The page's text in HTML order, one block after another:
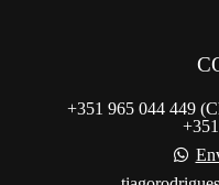
+351 965 044 449